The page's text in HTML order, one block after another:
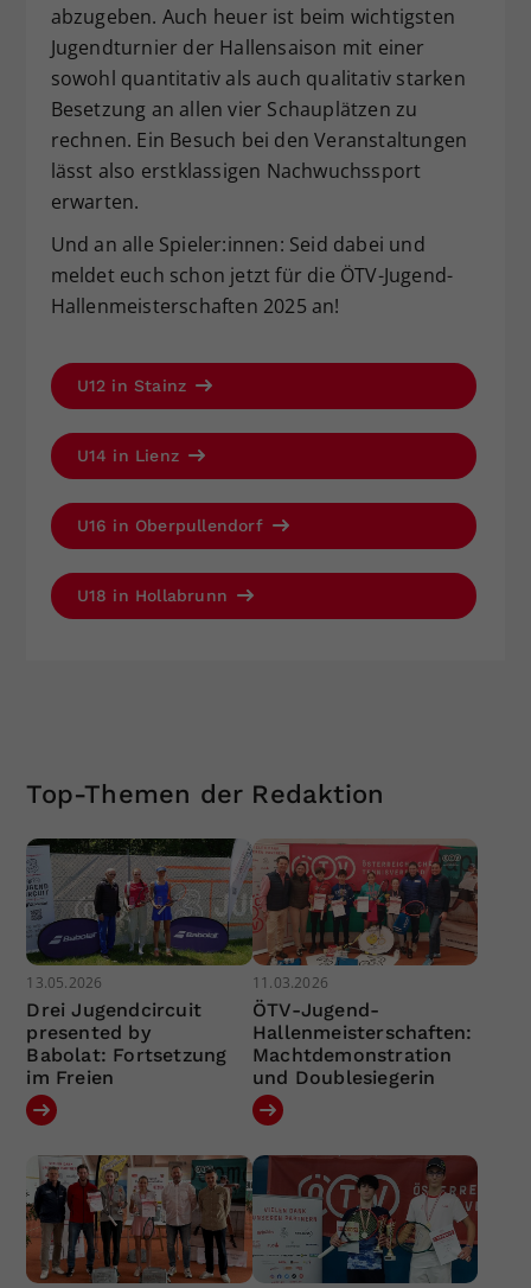
abzugeben. Auch heuer ist beim wichtigsten
Jugendturnier der Hallensaison mit einer
sowohl quantitativ als auch qualitativ starken
Besetzung an allen vier Schauplätzen zu
rechnen. Ein Besuch bei den Veranstaltungen
lässt also erstklassigen Nachwuchssport
erwarten.
Und an alle Spieler:innen: Seid dabei und
meldet euch schon jetzt für die ÖTV-Jugend-
Hallenmeisterschaften 2025 an!
U12 in Stainz
U14 in Lienz
U16 in Oberpullendorf
U18 in Hollabrunn
Top-Themen der Redaktion
13.05.2026
Drei Jugendcircuit
presented by
Babolat: Fortsetzung
im Freien
11.03.2026
ÖTV-Jugend-
Hallenmeisterschaften:
Machtdemonstration
und Doublesiegerin